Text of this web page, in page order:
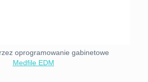
oprogramowanie gabinetowe
Medfile EDM